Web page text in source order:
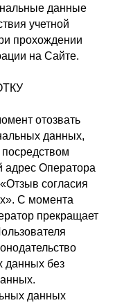
данные
учетной
прохождении
на Сайте.
отозвать
данных,
адрес Оператора
согласия
С момента
прекращает
данных без
данных